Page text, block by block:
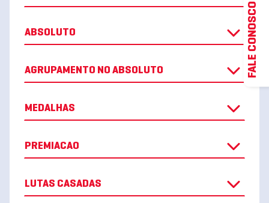
ABSOLUTO
AGRUPAMENTO NO ABSOLUTO
MEDALHAS
PREMIACAO
LUTAS CASADAS
FALE CONOSCO